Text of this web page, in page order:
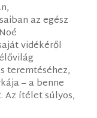
az egész
vidékéről
teremtéséhez,
– a benne
ítélet súlyos,